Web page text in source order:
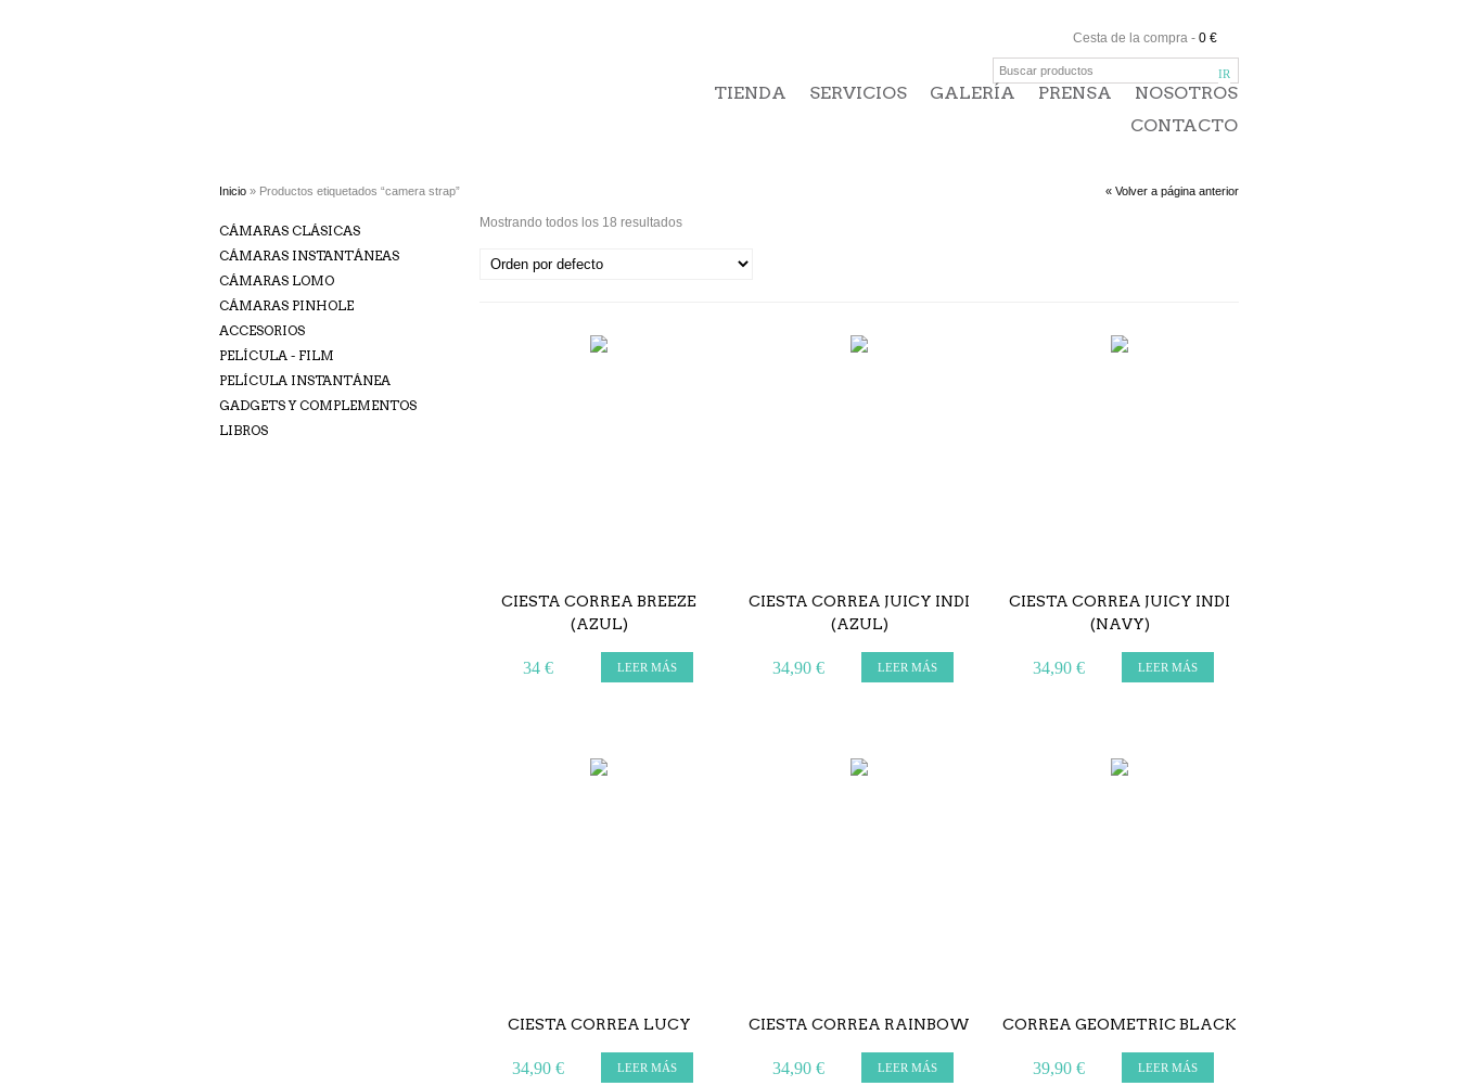
Cesta de la compra - 0 €
TIENDA SERVICIOS GALERÍA PRENSA
NOSOTROS
CONTACTO
Inicio » Productos etiquetados “camera strap” « Volver a página anterior
Mostrando todos los 18 resultados
CIESTA CORREA BREEZE
(AZUL)
34 € LEER MÁS
CIESTA CORREA JUICY INDI
(AZUL)
34,90 € LEER MÁS
CIESTA CORREA JUICY INDI
(NAVY)
34,90 € LEER MÁS
CIESTA CORREA LUCY
34,90 € LEER MÁS
CIESTA CORREA RAINBOW
34,90 € LEER MÁS
CORREA GEOMETRIC BLACK
39,90 € LEER MÁS
CÁMARAS CLÁSICAS
CÁMARAS INSTANTÁNEAS
CÁMARAS LOMO
CÁMARAS PINHOLE
ACCESORIOS
PELÍCULA - FILM
PELÍCULA INSTANTÁNEA
GADGETS Y COMPLEMENTOS
LIBROS